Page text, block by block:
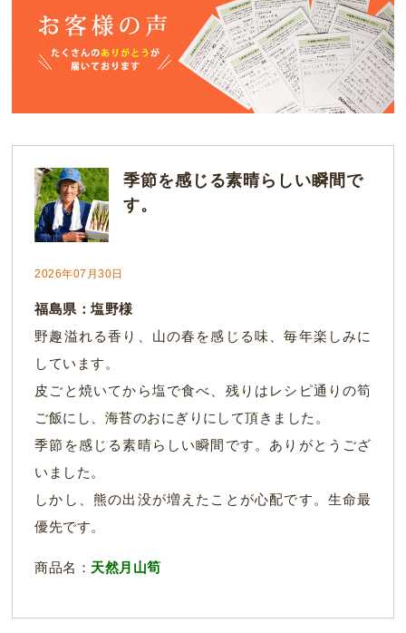
季節を感じる素晴らしい瞬間で
す。
2026年07月30日
福島県：塩野様
野趣溢れる香り、山の春を感じる味、毎年楽しみに
しています。
皮ごと焼いてから塩で食べ、残りはレシピ通りの筍
ご飯にし、海苔のおにぎりにして頂きました。
季節を感じる素晴らしい瞬間です。ありがとうござ
いました。
しかし、熊の出没が増えたことが心配です。生命最
優先です。
商品名： 天然月山筍